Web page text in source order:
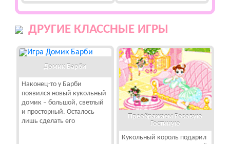
ДРУГИЕ КЛАССНЫЕ ИГРЫ
Домик Барби
Наконец-то у Барби
появился новый кукольный
домик – большой, светлый
и просторный. Осталось
лишь сделать его
Преображаем Розовую
Гостиную
Кукольный король подарил